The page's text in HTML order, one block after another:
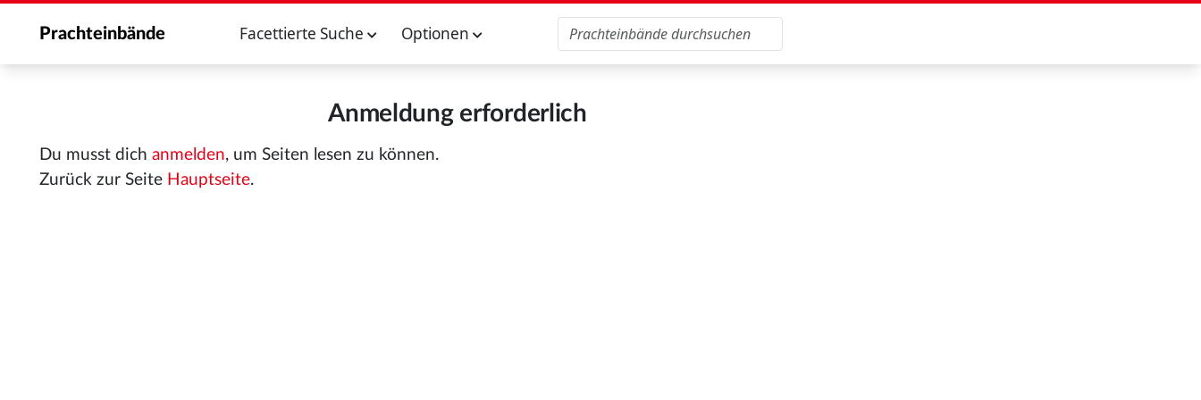
Prachteinbände Facettierte Suche Optionen
Anmeldung erforderlich
Du musst dich anmelden, um Seiten lesen zu können.
Zurück zur Seite Hauptseite.